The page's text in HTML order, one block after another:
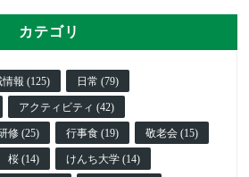
カテゴリ
情報 (125) 日常 (79)
アクティビティ (42)
修 (25) 行事食 (19) 敬老会 (15)
桜 (14) けんち大学 (14)